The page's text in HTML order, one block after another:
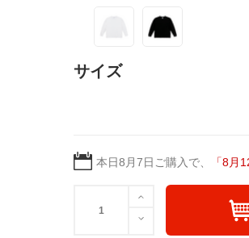
サイズ
本日8月7日 ご購入で、 「8月